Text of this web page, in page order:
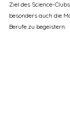
Ziel des Science-
besonders auch die
Berufe zu begeistern.